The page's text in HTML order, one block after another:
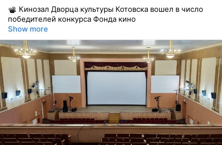
Кинозал Дворца культуры Котовска вошел в число
победителей конкурса Фонда кино
Show more